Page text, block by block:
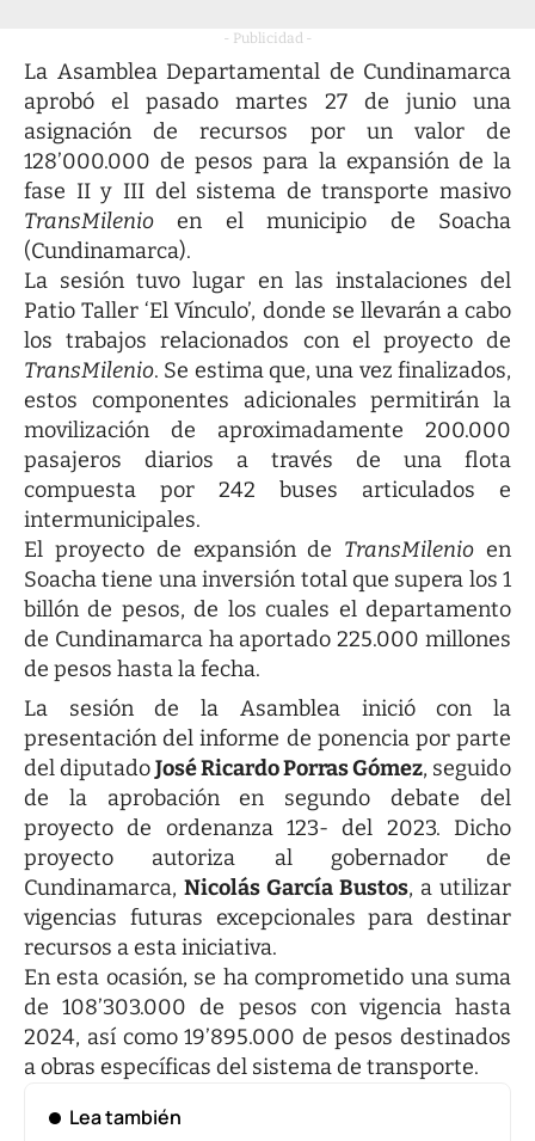
- Publicidad -
La Asamblea Departamental de Cundinamarca
aprobó el pasado martes 27 de junio una
asignación de recursos por un valor de
128’000.000 de pesos para la expansión de la
fase II y III del sistema de transporte masivo
TransMilenio en el municipio de Soacha
(Cundinamarca).
La sesión tuvo lugar en las instalaciones del
Patio Taller ‘El Vínculo’, donde se llevarán a cabo
los trabajos relacionados con el proyecto de
TransMilenio. Se estima que, una vez finalizados,
estos componentes adicionales permitirán la
movilización de aproximadamente 200.000
pasajeros diarios a través de una flota
compuesta por 242 buses articulados e
intermunicipales.
El proyecto de expansión de TransMilenio en
Soacha tiene una inversión total que supera los 1
billón de pesos, de los cuales el departamento
de Cundinamarca ha aportado 225.000 millones
de pesos hasta la fecha.
La sesión de la Asamblea inició con la
presentación del informe de ponencia por parte
del diputadoJosé Ricardo Porras Gómez, seguido
de la aprobación en segundo debate del
proyecto de ordenanza 123- del 2023. Dicho
proyecto autoriza al gobernador de
Cundinamarca, Nicolás García Bustos, a utilizar
vigencias futuras excepcionales para destinar
recursos a esta iniciativa.
En esta ocasión, se ha comprometido una suma
de 108’303.000 de pesos con vigencia hasta
2024, así como 19’895.000 de pesos destinados
a obras específicas del sistema de transporte.
Lea también